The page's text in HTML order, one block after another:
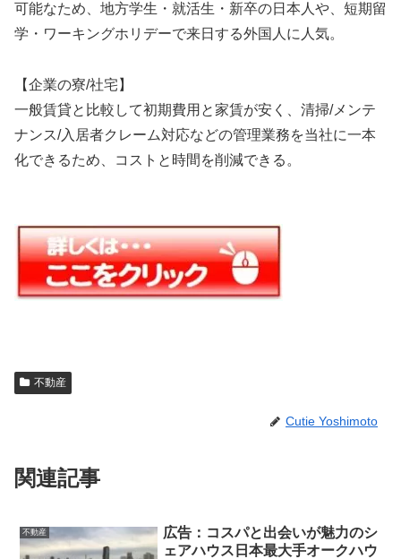
可能なため、地方学生・就活生・新卒の日本人や、短期留
学・ワーキングホリデーで来日する外国人に人気。
【企業の寮/社宅】
一般賃貸と比較して初期費用と家賃が安く、清掃/メンテ
ナンス/入居者クレーム対応などの管理業務を当社に一本
化できるため、コストと時間を削減できる。
不動産
Cutie Yoshimoto
関連記事
不動産
広告：コスパと出会いが魅力のシ
ェアハウス日本最大手オークハウ